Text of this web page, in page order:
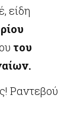
είδη
του
Ραντεβού